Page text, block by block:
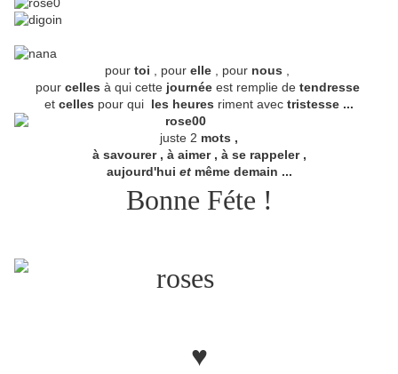
pour toi , pour elle , pour nous
pour celles à qui cettejournéeest remplie de tendresse
et celles pour qui les heures riment avec tristesse ...
juste 2 mots ,
à savourer , à aimer , à se rappeler ,
aujourd'hui etmême demain ...
Bonne Féte !
♥